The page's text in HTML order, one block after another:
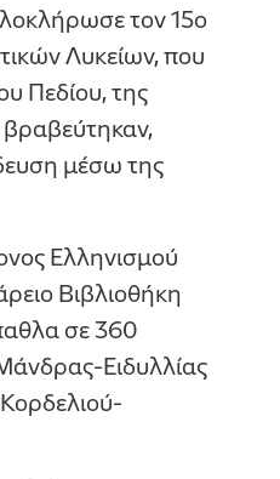
τον 15ο
Λυκείων, που
Πεδίου, της
βραβεύτηκαν,
μέσω της
Ελληνισμού
Βιβλιοθήκη
σε 360
Ειδυλλίας